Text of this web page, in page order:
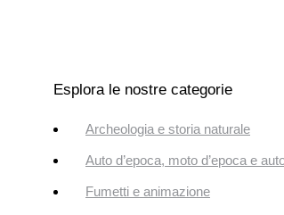
Esplora le nostre categorie
Archeologia e storia naturale
Auto d’epoca, moto d’epoca e
Fumetti e animazione